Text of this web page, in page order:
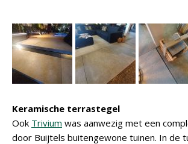
Keramische terrastegel
Ook Trivium was aanwezig met een
door Buijtels buitengewone tuinen. In de